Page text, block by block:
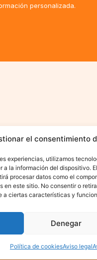
el consentimiento
experiencias, utilizamos
a la información del dispositivo.
procesar datos como el
en este sitio. No consentir o
a ciertas características y
Denegar
Política de cookiesAviso legal
personalizada.
Integral Del Menor